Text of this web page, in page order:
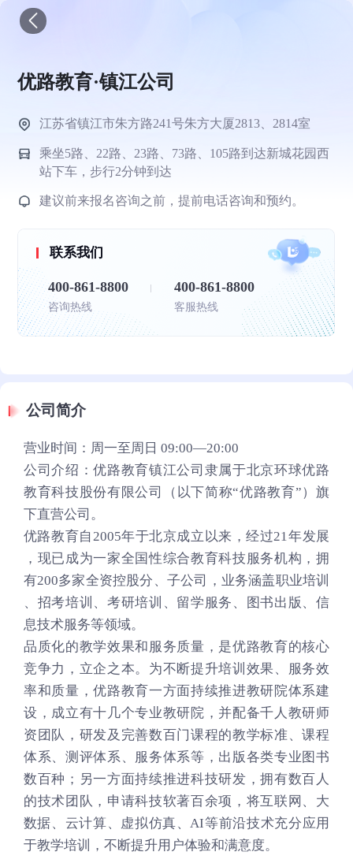
优路教育·镇江公司
江苏省镇江市朱方路241号朱方大厦2813、2814室
乘坐5路、22路、23路、73路、105路到达新城花园西
站下车，步行2分钟到达
建议前来报名咨询之前，提前电话咨询和预约。
联系我们
400-861-8800
咨询热线
400-861-8800
客服热线
公司简介
营业时间：周一至周日 09:00—20:00
公司介绍：优路教育镇江公司隶属于北京环球优路
教育科技股份有限公司（以下简称“优路教育”）旗
下直营公司。
优路教育自2005年于北京成立以来，经过21年发展
，现已成为一家全国性综合教育科技服务机构，拥
有200多家全资控股分、子公司，业务涵盖职业培训
、招考培训、考研培训、留学服务、图书出版、信
息技术服务等领域。
品质化的教学效果和服务质量，是优路教育的核心
竞争力，立企之本。为不断提升培训效果、服务效
率和质量，优路教育一方面持续推进教研院体系建
设，成立有十几个专业教研院，并配备千人教研师
资团队，研发及完善数百门课程的教学标准、课程
体系、测评体系、服务体系等，出版各类专业图书
数百种；另一方面持续推进科技研发，拥有数百人
的技术团队，申请科技软著百余项，将互联网、大
数据、云计算、虚拟仿真、AI等前沿技术充分应用
于教学培训，不断提升用户体验和满意度。